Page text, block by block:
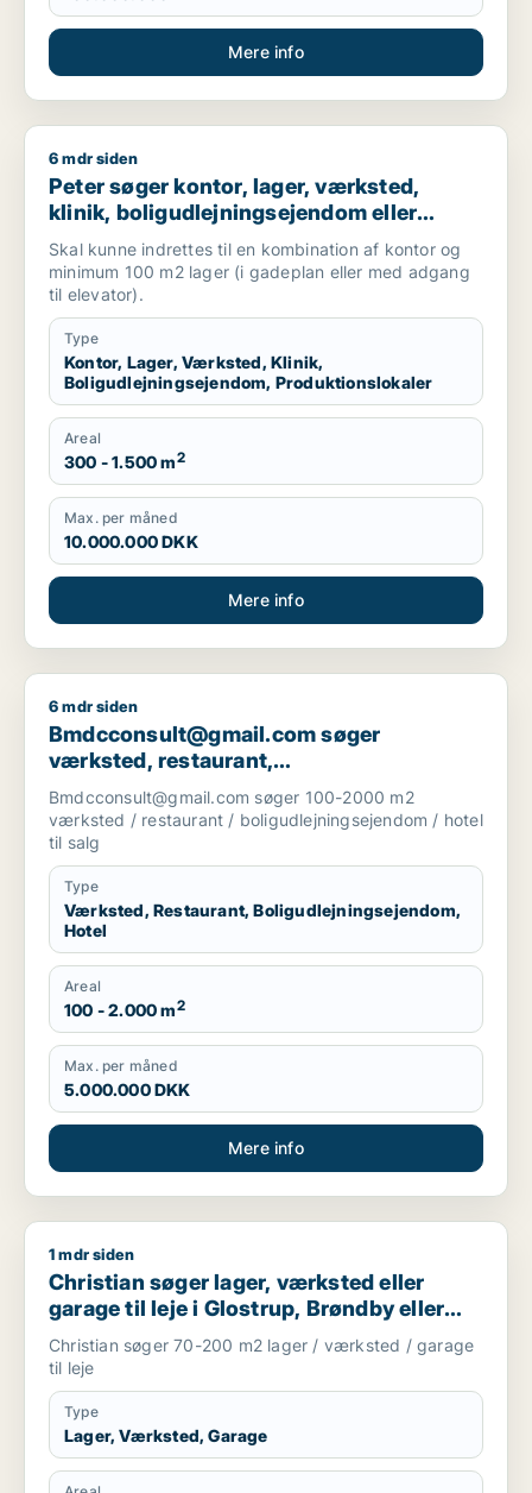
Mere info
Peter søger kontor, lager, værksted, klinik,
6 mdr siden
Peter søger kontor, lager, værksted,
klinik, boligudlejningsejendom eller
produktionslokaler til salg i
Frederiksberg, Østerbro eller Nordhavn
m.fl.
Skal kunne indrettes til en kombination af kontor og
minimum 100 m2 lager (i gadeplan eller med adgang
til elevator).
Type
Kontor, Lager, Værksted, Klinik,
Boligudlejningsejendom, Produktionslokaler
Areal
300 - 1.500 m2
Max. per måned
10.000.000 DKK
Mere info
Bmdcconsult@gmail.com søger værksted, restaurant,
6 mdr siden
Bmdcconsult@gmail.com søger
værksted, restaurant,
boligudlejningsejendom eller hotel til salg
i Storkøbenhavn
Bmdcconsult@gmail.com søger 100-2000 m2
værksted / restaurant / boligudlejningsejendom / hotel
til salg
Type
Værksted, Restaurant, Boligudlejningsejendom,
Hotel
Areal
100 - 2.000 m2
Max. per måned
5.000.000 DKK
Mere info
Christian søger lager, værksted eller garage til leje i
1 mdr siden
Christian søger lager, værksted eller
garage til leje i Glostrup, Brøndby eller
Rødovre m.fl.
Christian søger 70-200 m2 lager / værksted / garage
til leje
Type
Lager, Værksted, Garage